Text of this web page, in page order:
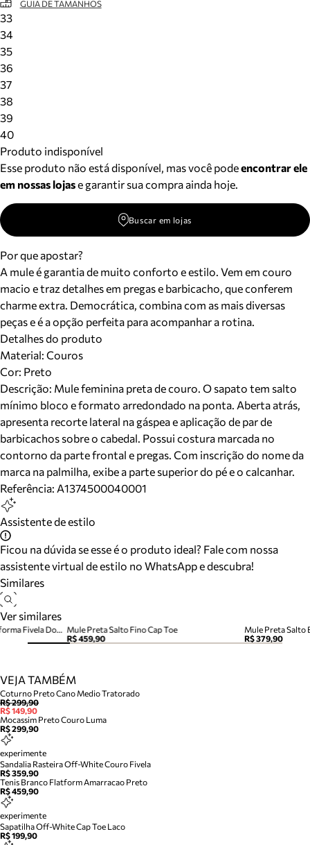
GUIA DE TAMANHOS
33
34
35
36
37
38
39
40
Produto indisponível
Esse produto não está disponível, mas você podeencontrar ele
em nossas lojase garantir sua compra ainda hoje.
Buscar em lojas
Por que apostar?
A mule é garantia de muito conforto e estilo. Vem em couro
macio e traz detalhes em pregas e barbicacho, que conferem
charme extra. Democrática, combina com as mais diversas
peças e é a opção perfeita para acompanhar a rotina.
Detalhes do produto
Material: Couros
Cor: Preto
Descrição: Mule feminina preta de couro. O sapato tem salto
mínimo bloco e formato arredondado na ponta. Aberta atrás,
apresenta recorte lateral na gáspea e aplicação de par de
barbicachos sobre o cabedal. Possui costura marcada no
contorno da parte frontal e pregas. Com inscrição do nome da
marca na palmilha, exibe a parte superior do pé e o calcanhar.
Referência: A1374500040001
Assistente de estilo
Ficou na dúvida se esse é o produto ideal? Fale com nossa
assistente virtual de estilo no WhatsApp e descubra!
Similares
Ver similares
Mule Preta Salto Fino Cap Toe
R$ 459,90
Mule Preta Salto
R$ 379,90
Mule Preta Acamurçada Plataforma Fivela Dourada
VEJA TAMBÉM
Coturno Preto Cano Medio Tratorado
R$ 299,90
R$ 149,90
Mocassim Preto Couro Luma
R$ 299,90
experimente
Sandalia Rasteira Off-White Couro Fivela
R$ 359,90
Tenis Branco Flatform Amarracao Preto
R$ 459,90
experimente
Sapatilha Off-White Cap Toe Laco
R$ 199,90